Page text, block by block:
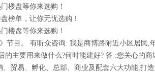
楼盘等你来选购！
榜单，让你无忧选购！
楼盘等你来选购！
目。 有听众咨询: 我是商博路附近小区居民,
主要用来做什么?何时能建好? 答 :您关心的商
贸易、孵化、总部、商业及配套六大功能,打